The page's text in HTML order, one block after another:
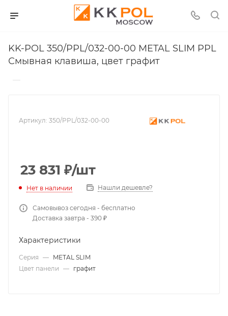
KK-POL 350/PPL/032-00-00 METAL SLIM PPL
Смывная клавиша, цвет графит
—
Артикул: 350/PPL/032-00-00
23 831 ₽/шт
Нет в наличии Нашли дешевле?
Самовывоз сегодня - бесплатно
Доставка завтра - 390 ₽
Характеристики
Серия — METAL SLIM
Цвет панели — графит